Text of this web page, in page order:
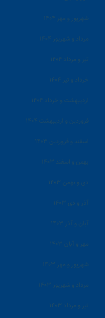
شهریور و مهر ۱۴۰۴
مرداد و شهریور ۱۴۰۴
تیر و مرداد ۱۴۰۴
خرداد و تیر ۱۴۰۴
اردیبهشت و خرداد ۱۴۰۴
فروردین و اردیبهشت ۱۴۰۴
اسفند و فروردین ۱۴۰۳
بهمن و اسفند ۱۴۰۳
دی و بهمن ۱۴۰۳
آذر و دی ۱۴۰۳
آبان و آذر ۱۴۰۳
مهر و آبان ۱۴۰۳
شهریور و مهر ۱۴۰۳
مرداد و شهریور ۱۴۰۳
تیر و مرداد ۱۴۰۳